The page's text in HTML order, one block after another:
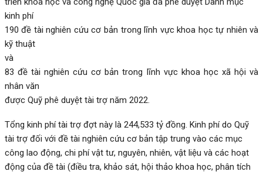
kinh phí
190 đề tài nghiên cứu cơ bản trong lĩnh vựckhoa học tự nhiên và
kỹ thuật
và
83 đề tài nghiên cứu cơ bản trong lĩnh vực khoahọc xã hội và
nhân văn
được Quỹ phê duyệt tài trợ năm 2022.
Tổng kinh phí tài trợ đợt này là 244,533 tỷ đồng. Kinh phído Quỹ
tài trợ đối với đề tài nghiên cứu cơ bản tập trung vào các mục
công lao động, chi phí vật tư, nguyên, nhiên, vật liệu và các hoạt
động của đề tài (điều tra, khảo sát, hội thảo khoa học, phân tích